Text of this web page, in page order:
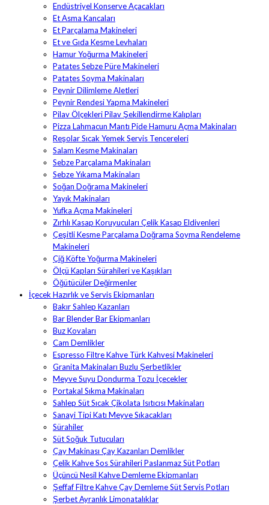
Endüstriyel Konserve Açacakları
Et Asma Kancaları
Et Parçalama Makineleri
Et ve Gıda Kesme Levhaları
Hamur Yoğurma Makineleri
Patates Sebze Püre Makineleri
Patates Soyma Makinaları
Peynir Dilimleme Aletleri
Peynir Rendesi Yapma Makineleri
Pilav Ölçekleri Pilav Şekillendirme Kalıpları
Pizza Lahmacun Mantı Pide Hamuru Açma Makinaları
Reşolar Sıcak Yemek Servis Tencereleri
Salam Kesme Makinaları
Sebze Parçalama Makinaları
Sebze Yıkama Makinaları
Soğan Doğrama Makineleri
Yayık Makinaları
Yufka Açma Makineleri
Zırhlı Kasap Koruyucuları Çelik Kasap Eldivenleri
Çeşitli Kesme Parçalama Doğrama Soyma Rendeleme
Makineleri
Çiğ Köfte Yoğurma Makineleri
Ölçü Kapları Sürahileri ve Kaşıkları
Öğütücüler Değirmenler
İçecek Hazırlık ve Servis Ekipmanları
Bakır Sahlep Kazanları
Bar Blender Bar Ekipmanları
Buz Kovaları
Cam Demlikler
Espresso Filtre Kahve Türk Kahvesi Makineleri
Granita Makinaları Buzlu Şerbetlikler
Meyve Suyu Dondurma Tozu İçecekler
Portakal Sıkma Makinaları
Sahlep Süt Sıcak Çikolata Isıtıcısı Makinaları
Sanayi Tipi Katı Meyve Sıkacakları
Sürahiler
Süt Soğuk Tutucuları
Çay Makinası Çay Kazanları Demlikler
Çelik Kahve Sos Sürahileri Paslanmaz Süt Potları
Üçüncü Nesil Kahve Demleme Ekipmanları
Şeffaf Filtre Kahve Çay Demleme Süt Servis Potları
Şerbet Ayranlık Limonatalıklar